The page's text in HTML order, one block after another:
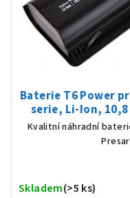
Baterie T6 Power
serie, Li-Ion, 10,8
Kvalitní náhradní
Skladem(>5 ks)